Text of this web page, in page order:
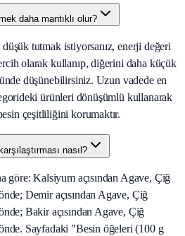
daha mantıklı olur?
tutmak istiyorsanız, enerji değeri
olarak kullanıp, diğerini daha küçük
düşünebilirsiniz. Uzun vadede en
ürünleri dönüşümlü kullanarak
çeşitliliğini korumaktır.
nasıl?
göre: Kalsiyum açısından Agave, Çiğ
Demir açısından Agave, Çiğ
Bakir açısından Agave, Çiğ
Sayfadaki "Besin öğeleri (100 g